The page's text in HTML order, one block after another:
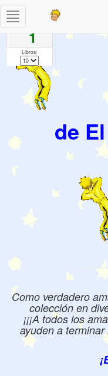
de
Como verdadero
colección en
¡¡¡A todos los
ayuden a
Toggle
navigation
Paginas
1
Libros: